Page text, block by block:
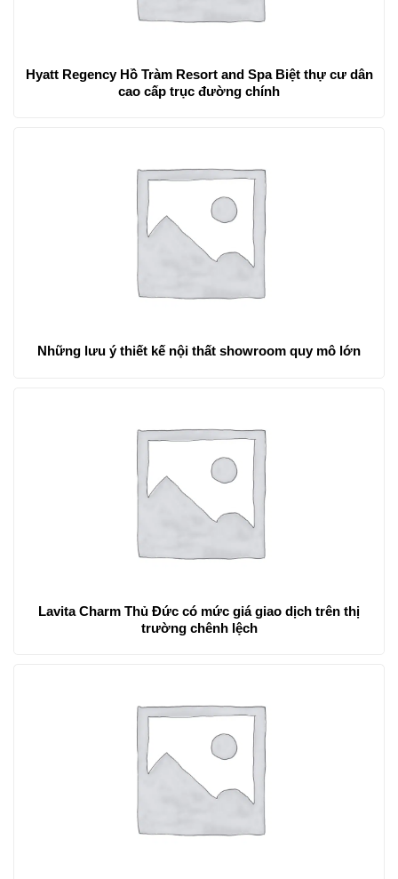
Hyatt Regency Hồ Tràm Resort and Spa Biệt thự cư dân
cao cấp trục đường chính
Những lưu ý thiết kế nội thất showroom quy mô lớn
Lavita Charm Thủ Đức có mức giá giao dịch trên thị
trường chênh lệch